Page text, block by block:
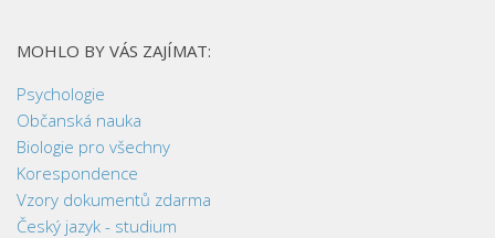
MOHLO BY VÁS ZAJÍMAT:
Psychologie
Občanská nauka
Biologie pro všechny
Korespondence
Vzory dokumentů zdarma
Český jazyk - studium